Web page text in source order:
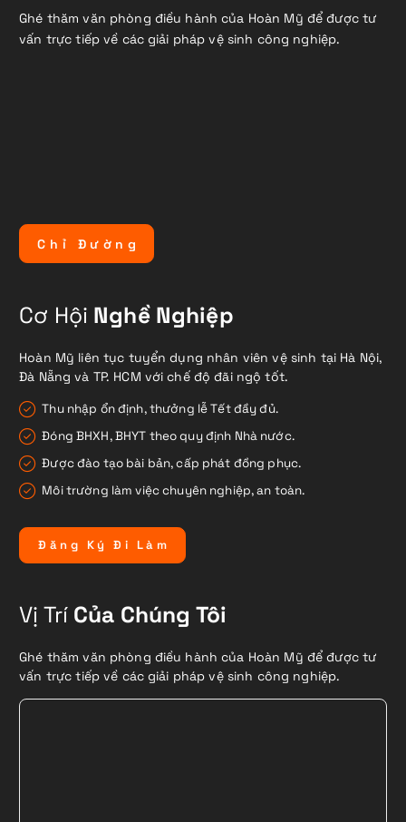
Ghé thăm văn phòng điều hành của Hoàn Mỹ để được tư
vấn trực tiếp về các giải pháp vệ sinh công nghiệp.
C h ỉ Đ ư ờ n g
Cơ Hội Nghề Nghiệp
Hoàn Mỹ liên tục tuyển dụng nhân viên vệ sinh tại Hà Nội,
Đà Nẵng và TP. HCM với chế độ đãi ngộ tốt.
Thu nhập ổn định, thưởng lễ Tết đầy đủ.
Đóng BHXH, BHYT theo quy định Nhà nước.
Được đào tạo bài bản, cấp phát đồng phục.
Môi trường làm việc chuyên nghiệp, an toàn.
Đ ă n g Ký Đ i L à m
Vị TríCủa Chúng Tôi
Ghé thăm văn phòng điều hành của Hoàn Mỹ để được tư
vấn trực tiếp về các giải pháp vệ sinh công nghiệp.